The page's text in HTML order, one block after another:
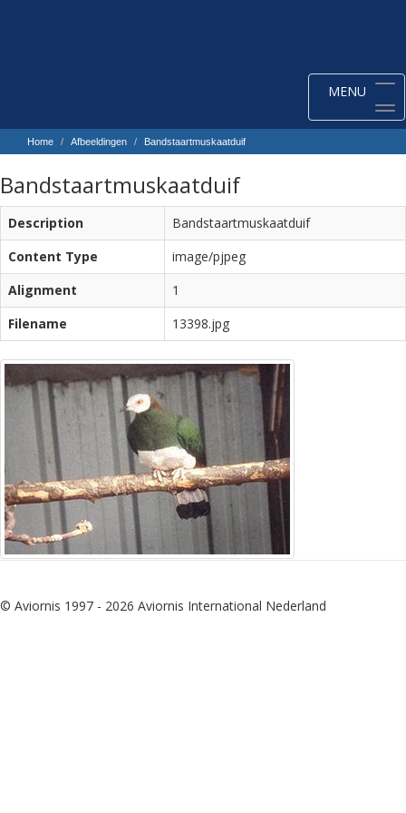
Toggle
navigation
MENU
Home Afbeeldingen Bandstaartmuskaatduif
Bandstaartmuskaatduif
Description
Bandstaartmuskaatduif
Content Type
image/pjpeg
Alignment
1
Filename
13398.jpg
© Aviornis 1997 - 2026 Aviornis International Nederland